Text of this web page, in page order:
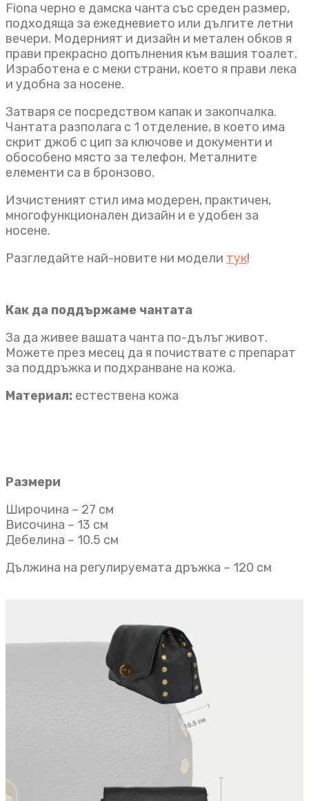
Fiona черно е дамска чанта със среден размер,
подходяща за ежедневието или дългите летни
вечери. Модерният и дизайн и метален обков я
прави прекрасно допълнения към вашия тоалет.
Изработена е с меки страни, което я прави лека
и удобна за носене.
Затваря се посредством капак и закопчалка.
Чантата разполага с 1 отделение, в което има
скрит джоб с цип за ключове и документи и
обособено място за телефон. Металните
елементи са в бронзово.
Изчистеният стил има модерен, практичен,
многофункционален дизайн и е удобен за
носене.
Разгледайте най-новите ни модели тук!
Как да поддържаме чантата
За да живее вашата чанта по-дълъг живот.
Можете през месец да я почиствате с препарат
за поддръжка и подхранване на кожа.
Материал: естествена кожа
Размери
Широчина – 27 см
Височина – 13 см
Дебелина – 10.5 см
Дължина на регулируемата дръжка – 120 см